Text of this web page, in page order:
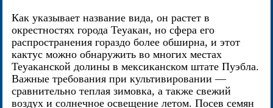
Как указывает название вида, он растет в
окрестностях города Теуакан, но сфера его
распространения гораздо более обширна, и этот
кактус можно обнаружить во многих местах
Теуаканской долины в мексиканском штате Пуэбла.
Важные требования при культивировании —
сравнительно теплая зимовка, а также свежий
воздух и солнечное освещение летом. Посев семян